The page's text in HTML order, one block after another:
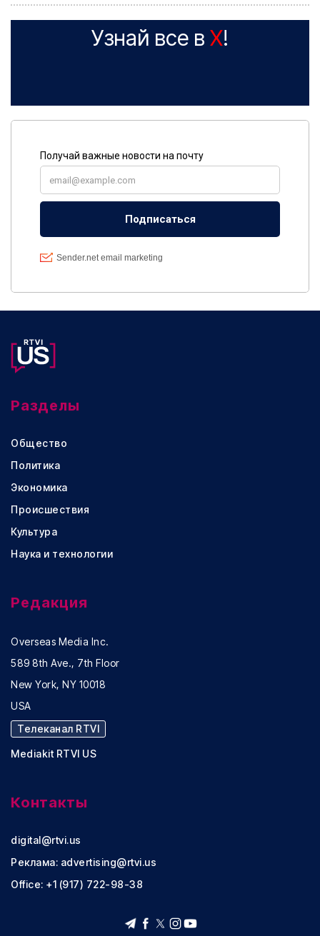
Узнай все в X!
Разделы
Общество
Политика
Экономика
Происшествия
Культура
Наука и технологии
Редакция
Overseas Media Inc.
589 8th Ave., 7th Floor
New York, NY 10018
USA
Телеканал RTVI
Mediakit RTVI US
Контакты
digital@rtvi.us
Реклама: advertising@rtvi.us
Office: +1 (917) 722-98-38